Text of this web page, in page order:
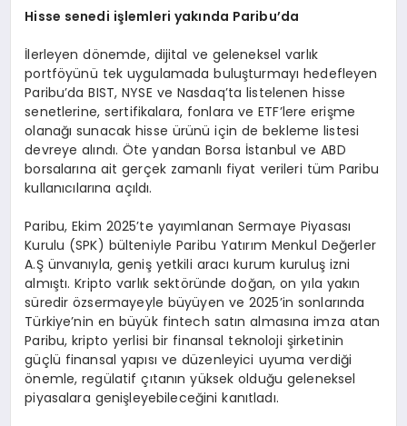
Hisse senedi işlemleri yakında Paribu’da
İlerleyen dönemde, dijital ve geleneksel varlık
portföyünü tek uygulamada buluşturmayı hedefleyen
Paribu’da BIST, NYSE ve Nasdaq’ta listelenen hisse
senetlerine, sertifikalara, fonlara ve ETF’lere erişme
olanağı sunacak hisse ürünü için de bekleme listesi
devreye alındı. Öte yandan Borsa İstanbul ve ABD
borsalarına ait gerçek zamanlı fiyat verileri tüm Paribu
kullanıcılarına açıldı.
Paribu, Ekim 2025’te yayımlanan Sermaye Piyasası
Kurulu (SPK) bülteniyle Paribu Yatırım Menkul Değerler
A.Ş ünvanıyla, geniş yetkili aracı kurum kuruluş izni
almıştı. Kripto varlık sektöründe doğan, on yıla yakın
süredir özsermayeyle büyüyen ve 2025’in sonlarında
Türkiye’nin en büyük fintech satın almasına imza atan
Paribu, kripto yerlisi bir finansal teknoloji şirketinin
güçlü finansal yapısı ve düzenleyici uyuma verdiği
önemle, regülatif çıtanın yüksek olduğu geleneksel
piyasalara genişleyebileceğini kanıtladı.